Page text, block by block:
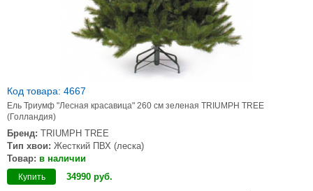
Код товара: 4667
Ель Триумф "Лесная красавица" 260 см зеленая TRIUMPH TREE
(Голландия)
Бренд: TRIUMPH TREE
Тип хвои: Жесткий ПВХ (леска)
Товар: в наличии
Купить 34990 руб.